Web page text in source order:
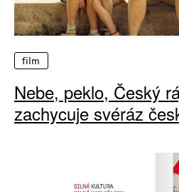
film
Nebe, peklo, Český
zachycuje svéráz